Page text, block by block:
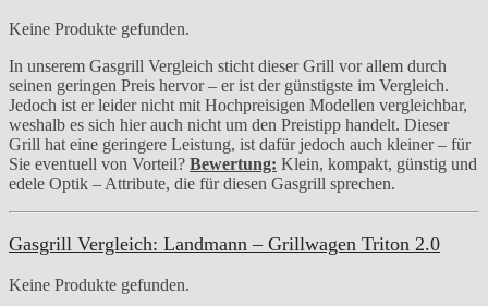
Keine Produkte gefunden.
In unserem Gasgrill Vergleich sticht dieser Grill vor allem durch
seinen geringen Preis hervor – er ist der günstigste im Vergleich.
Jedoch ist er leider nicht mit Hochpreisigen Modellen vergleichbar,
weshalb es sich hier auch nicht um den Preistipp handelt. Dieser
Grill hat eine geringere Leistung, ist dafür jedoch auch kleiner – für
Sie eventuell von Vorteil? Bewertung: Klein, kompakt, günstig und
edele Optik – Attribute, die für diesen Gasgrill sprechen.
Gasgrill Vergleich: Landmann – Grillwagen Triton 2.0
Keine Produkte gefunden.